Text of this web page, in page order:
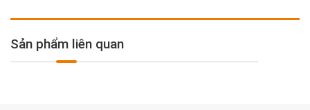
Sản phẩm liên quan